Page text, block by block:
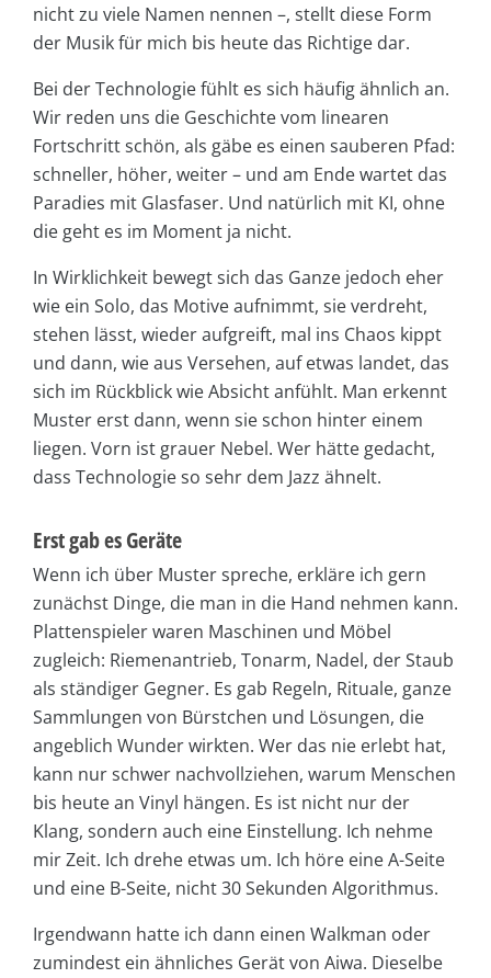
nicht zu viele Namen nennen –, stellt diese Form
der Musik für mich bis heute das Richtige dar.
Bei der Technologie fühlt es sich häufig ähnlich an.
Wir reden uns die Geschichte vom linearen
Fortschritt schön, als gäbe es einen sauberen Pfad:
schneller, höher, weiter – und am Ende wartet das
Paradies mit Glasfaser. Und natürlich mit KI, ohne
die geht es im Moment ja nicht.
In Wirklichkeit bewegt sich das Ganze jedoch eher
wie ein Solo, das Motive aufnimmt, sie verdreht,
stehen lässt, wieder aufgreift, mal ins Chaos kippt
und dann, wie aus Versehen, auf etwas landet, das
sich im Rückblick wie Absicht anfühlt. Man erkennt
Muster erst dann, wenn sie schon hinter einem
liegen. Vorn ist grauer Nebel. Wer hätte gedacht,
dass Technologie so sehr dem Jazz ähnelt.
Erst gab es Geräte
Wenn ich über Muster spreche, erkläre ich gern
zunächst Dinge, die man in die Hand nehmen kann.
Plattenspieler waren Maschinen und Möbel
zugleich: Riemenantrieb, Tonarm, Nadel, der Staub
als ständiger Gegner. Es gab Regeln, Rituale, ganze
Sammlungen von Bürstchen und Lösungen, die
angeblich Wunder wirkten. Wer das nie erlebt hat,
kann nur schwer nachvollziehen, warum Menschen
bis heute an Vinyl hängen. Es ist nicht nur der
Klang, sondern auch eine Einstellung. Ich nehme
mir Zeit. Ich drehe etwas um. Ich höre eine A-Seite
und eine B-Seite, nicht 30 Sekunden Algorithmus.
Irgendwann hatte ich dann einen Walkman oder
zumindest ein ähnliches Gerät von Aiwa. Dieselbe